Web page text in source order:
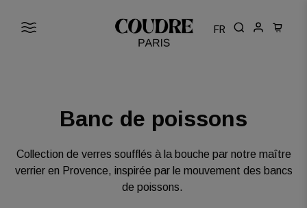
FR Cart: 0
Banc de poissons
Collection de verres soufflés à la bouche par notre maître
verrier en Provence, inspirée par le mouvement des bancs
de poissons.